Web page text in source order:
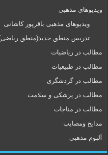
ویدیوهای مذهبی
ویدیوهای مذهبی باقرپور کاشانی
تدریس منطق جدید(منطق
مطالب در ریاضیات
مطالب در طبیعیات
مطالب در گردشگری
مطالب در پزشکی و سلامت
مطالب در مناجات
مدایح ومصایب
آلبوم مذهبی